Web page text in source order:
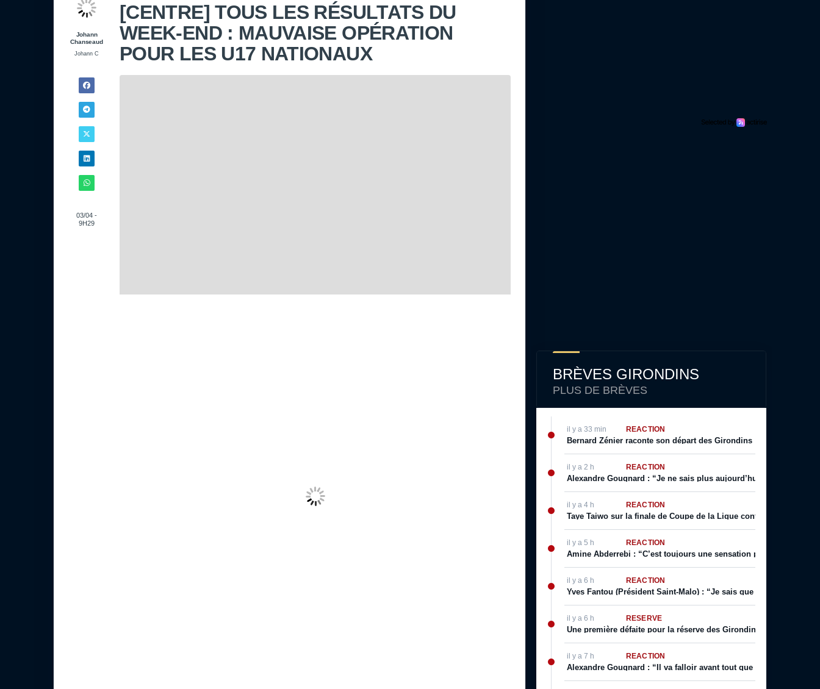
Johann
Chanseaud
Johann C
03/04 -
9H29
[CENTRE] TOUS LES RÉSULTATS DU
WEEK-END : MAUVAISE OPÉRATION
POUR LES U17 NATIONAUX
BRÈVES GIRONDINS
PLUS DE BRÈVES
il y a 33 min RÉACTION
Bernard Zénier raconte son départ des Girondins : “C’était une
il y a 2 h RÉACTION
Alexandre Gougnard : “Je ne sais plus aujourd’hui s’il faut
il y a 4 h RÉACTION
Taye Taiwo sur la finale de Coupe de la Ligue contre Bordeaux :
il y a 5 h RÉACTION
Amine Abderrebi : “C’est toujours une sensation positive surtout
il y a 6 h RÉACTION
Yves Fantou (Président Saint-Malo) : “Je sais que Bordeaux est
il y a 6 h RÉSERVE
Une première défaite pour la réserve des Girondins, Yazid Mokhfi
il y a 7 h RÉACTION
Alexandre Gougnard : “Il va falloir avant tout que le Comex